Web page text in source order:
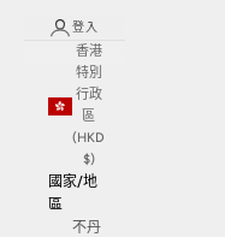
登入
香港
特別
行政
區
(HKD
$)
國家/地
區
不丹